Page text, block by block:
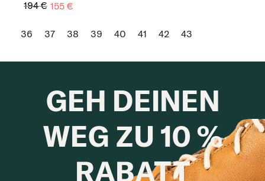
194 € 155 €
36 37 38 39 40 41 42 43
GEH DEINEN
WEG ZU 10 %
RABATT